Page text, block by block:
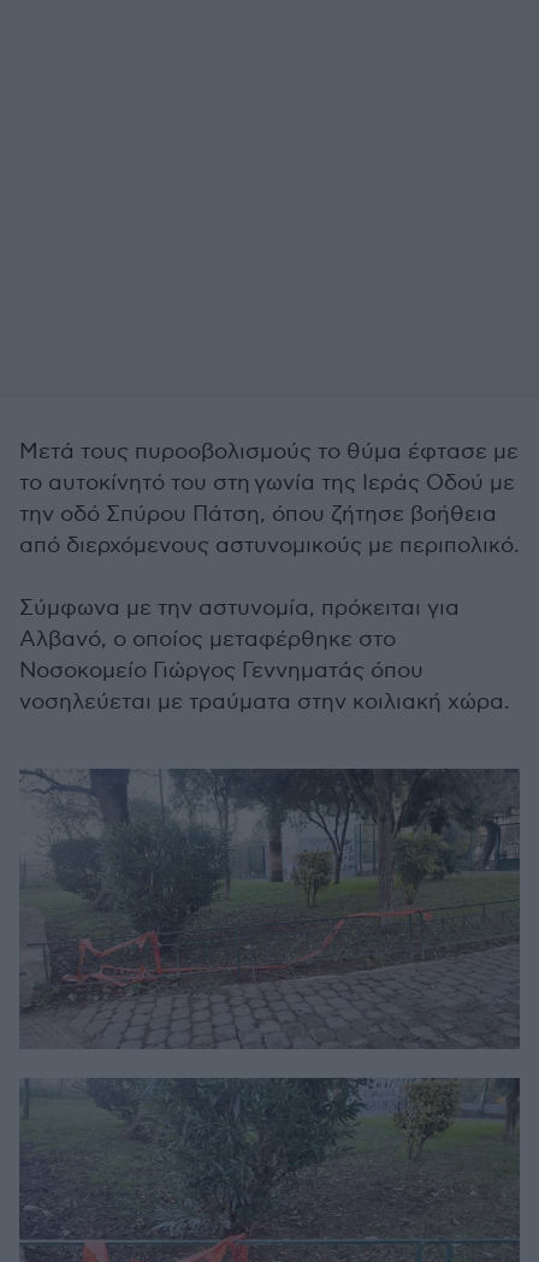
Μετά τους πυροοβολισμούς το θύμα έφτασε με
το αυτοκίνητό του στη γωνία της Ιεράς Οδού με
την οδό Σπύρου Πάτση, όπου ζήτησε βοήθεια
από διερχόμενους αστυνομικούς με περιπολικό.
Σύμφωνα με την αστυνομία, πρόκειται για
Αλβανό, ο οποίος μεταφέρθηκε στο
Νοσοκομείο Γιώργος Γεννηματάς όπου
νοσηλεύεται με τραύματα στην κοιλιακή χώρα.